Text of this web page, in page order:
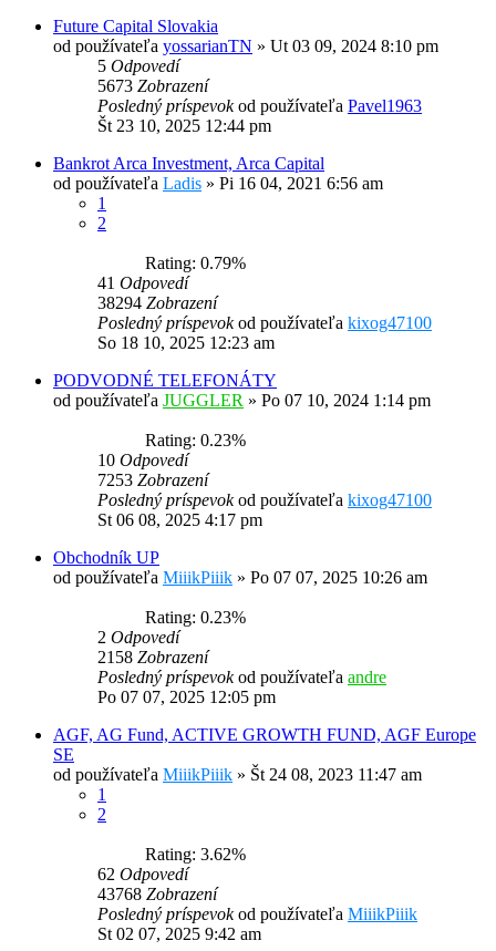
Future Capital Slovakia
od používateľa yossarianTN » Ut 03 09, 2024 8:10 pm
5 Odpovedí
5673 Zobrazení
Posledný príspevokod používateľa Pavel1963
Št 23 10, 2025 12:44 pm
Bankrot Arca Investment, Arca Capital
od používateľa Ladis » Pi 16 04, 2021 6:56 am
1
2
Rating: 0.79%
41 Odpovedí
38294 Zobrazení
Posledný príspevokod používateľa kixog47100
So 18 10, 2025 12:23 am
PODVODNÉ TELEFONÁTY
od používateľa JUGGLER » Po 07 10, 2024 1:14 pm
Rating: 0.23%
10 Odpovedí
7253 Zobrazení
Posledný príspevokod používateľa kixog47100
St 06 08, 2025 4:17 pm
Obchodník UP
od používateľa MiiikPiiik » Po 07 07, 2025 10:26 am
Rating: 0.23%
2 Odpovedí
2158 Zobrazení
Posledný príspevokod používateľa andre
Po 07 07, 2025 12:05 pm
AGF, AG Fund, ACTIVE GROWTH FUND, AGF Europe
SE
od používateľa MiiikPiiik » Št 24 08, 2023 11:47 am
1
2
Rating: 3.62%
62 Odpovedí
43768 Zobrazení
Posledný príspevokod používateľa MiiikPiiik
St 02 07, 2025 9:42 am